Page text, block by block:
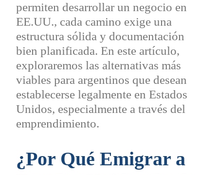
permiten desarrollar un negocio en
EE.UU., cada camino exige una
estructura sólida y documentación
bien planificada. En este artículo,
exploraremos las alternativas más
viables para argentinos que desean
establecerse legalmente en Estados
Unidos, especialmente a través del
emprendimiento.
¿Por Qué Emigrar a